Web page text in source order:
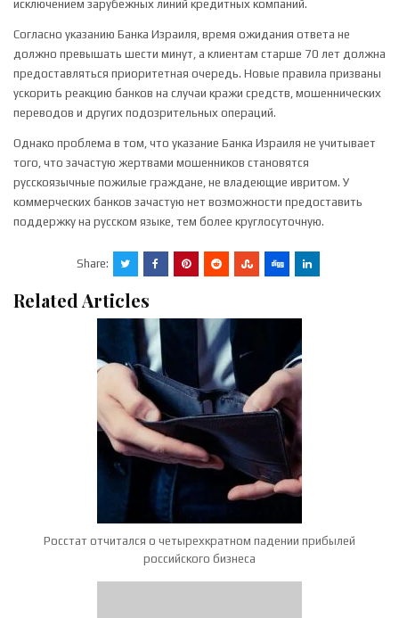
исключением зарубежных линий кредитных компаний.
Согласно указанию Банка Израиля, время ожидания ответа не
должно превышать шести минут, а клиентам старше 70 лет должна
предоставляться приоритетная очередь. Новые правила призваны
ускорить реакцию банков на случаи кражи средств, мошеннических
переводов и других подозрительных операций.
Однако проблема в том, что указание Банка Израиля не учитывает
того, что зачастую жертвами мошенников становятся
русскоязычные пожилые граждане, не владеющие ивритом. У
коммерческих банков зачастую нет возможности предоставить
поддержку на русском языке, тем более круглосуточную.
Share:
Related Articles
Росстат отчитался о четырехкратном падении прибылей
российского бизнеса